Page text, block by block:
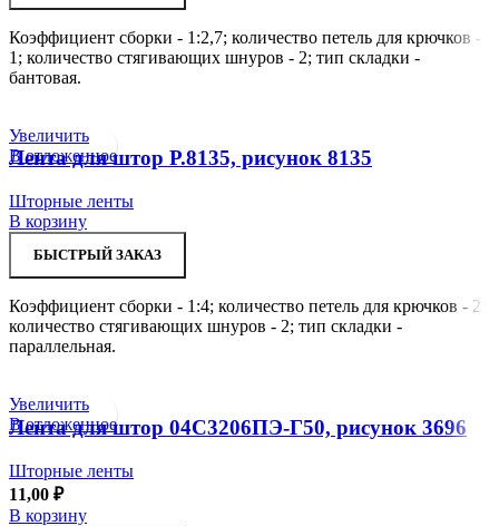
Коэффициент сборки - 1:2,7; количество петель для крючков -
1; количество стягивающих шнуров - 2; тип складки -
бантовая.
Увеличить
В отложенное
Лента для штор Р.8135, рисунок 8135
Шторные ленты
В корзину
БЫСТРЫЙ ЗАКАЗ
Коэффициент сборки - 1:4; количество петель для крючков - 2;
количество стягивающих шнуров - 2; тип складки -
параллельная.
Увеличить
В отложенное
Лента для штор 04С3206ПЭ-Г50, рисунок 3696
Шторные ленты
11,00 ₽
В корзину